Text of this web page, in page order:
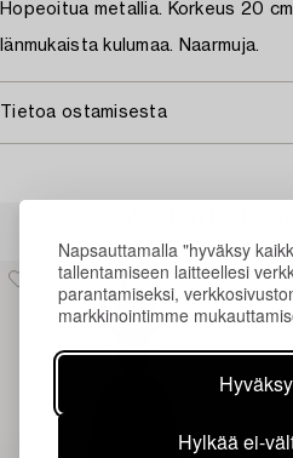
Napsauttamalla "hyväksy
tallentamiseen laitteellesi
parantamiseksi,
markkinointimme
Hylkää ei-
Hopeoitua metallia. Korkeus 20
Iänmukaista kulumaa. Naarmuja.
Tietoa ostamisesta